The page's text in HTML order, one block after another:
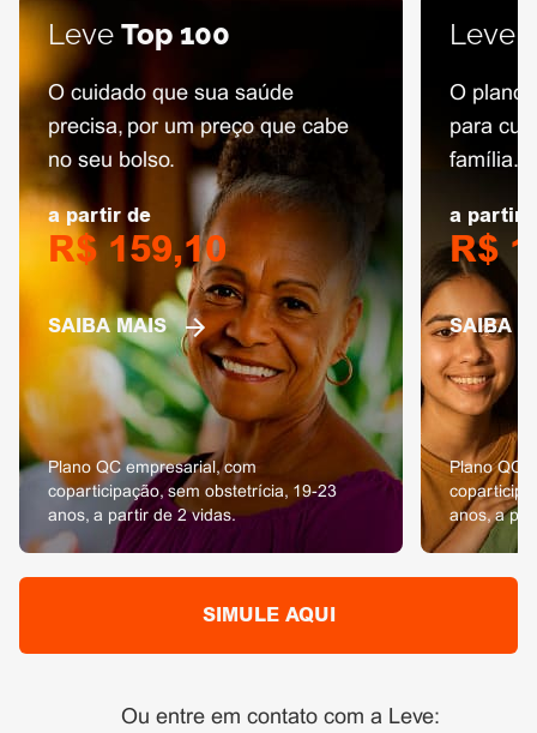
Leve Top 100
O cuidado que sua saúde
precisa, por um preço que cabe
no seu bolso.
a partir de
R$ 159,10
SAIBA MAIS
Plano QC empresarial, com
coparticipação, sem obstetrícia, 19-23
anos, a partir de 2 vidas.
Leve
O plano
para
família.
a partir
R$
SAIBA
Plano QC
anos, a
SIMULE AQUI
Ou entre em contato com a Leve: